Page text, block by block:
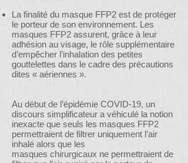
La finalité du masque FFP2 est de protéger
le porteur de son environnement. Les
masques FFP2 assurent, grâce à leur
adhésion au visage, le rôle supplémentaire
d’empêcher l’inhalation des petites
gouttelettes dans le cadre des précautions
dites « aériennes ».
Au début de l’épidémie COVID-19, un
discours simplificateur a véhiculé la notion
inexacte que seuls les masques FFP2
permettraient de filtrer uniquement l’air
inhalé alors que les
masques chirurgicaux ne permettraient de